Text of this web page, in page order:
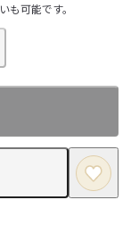
も可能です。